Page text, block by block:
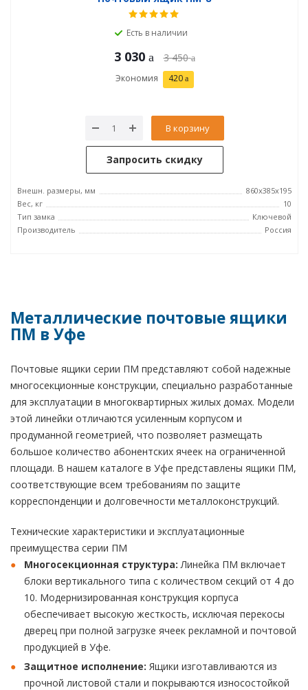
Есть в наличии
3 030 3 450
Экономия 420
В корзину
Запросить скидку
Внешн. размеры, мм
860х385х195
Вес, кг
10
Тип замка
Ключевой
Производитель
Россия
Металлические почтовые ящики
ПМ в Уфе
Почтовые ящики серии ПМ представляют собой надежные
многосекционные конструкции, специально разработанные
для эксплуатации в многоквартирных жилых домах. Модели
этой линейки отличаются усиленным корпусом и
продуманной геометрией, что позволяет размещать
большое количество абонентских ячеек на ограниченной
площади. В нашем каталоге в Уфе представлены ящики ПМ,
соответствующие всем требованиям по защите
корреспонденции и долговечности металлоконструкций.
Технические характеристики и эксплуатационные
преимущества серии ПМ
Многосекционная структура: Линейка ПМ включает
блоки вертикального типа с количеством секций от 4 до
10. Модернизированная конструкция корпуса
обеспечивает высокую жесткость, исключая перекосы
дверец при полной загрузке ячеек рекламной и почтовой
продукцией в Уфе.
Защитное исполнение: Ящики изготавливаются из
прочной листовой стали и покрываются износостойкой